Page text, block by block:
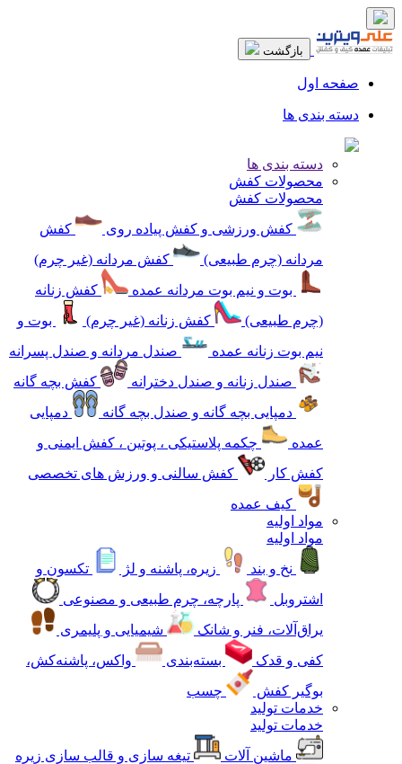
بازگشت
صفحه اول
دسته بندی ها
دسته بندی ها
محصولات کفش
محصولات کفش
کفش ورزشی و کفش پیاده روی
کفش
مردانه (چرم طبیعی)
کفش مردانه (غیر چرم)
بوت و نیم بوت مردانه عمده
کفش زنانه
(چرم طبیعی)
کفش زنانه (غیر چرم)
بوت و
نیم بوت زنانه عمده
صندل مردانه و صندل پسرانه
صندل زنانه و صندل دخترانه
کفش بچه گانه
دمپایی بچه گانه و صندل بچه گانه
دمپایی
عمده
چکمه پلاستیکی ، پوتین ، کفش ایمنی و
کفش کار
کفش سالنی و ورزش های تخصصی
کیف عمده
مواد اولیه
مواد اولیه
نخ و بند
زیره، پاشنه و لژ
تکسون و
اشتروبل
پارچه، چرم طبیعی و مصنوعی
یراق‌آلات، فنر و شانک
شیمیایی و پلیمری
کفی و قدک
بسته‌بندی
واکس، پاشنه‌کش،
بوگیر کفش
چسب
خدمات تولید
خدمات تولید
ماشین آلات
تیغه سازی و قالب سازی زیره